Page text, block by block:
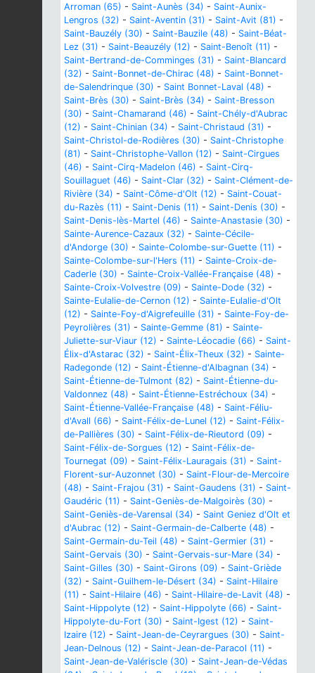
Arroman (65) - Saint-Aunès (34) - Saint-Aunix-
Lengros (32) - Saint-Aventin (31) - Saint-Avit (81) -
Saint-Bauzély (30) - Saint-Bauzile (48) - Saint-Béat-
Lez (31) - Saint-Beauzély (12) - Saint-Benoît (11) -
Saint-Bertrand-de-Comminges (31) - Saint-Blancard
(32) - Saint-Bonnet-de-Chirac (48) - Saint-Bonnet-
de-Salendrinque (30) - Saint Bonnet-Laval (48) -
Saint-Brès (30) - Saint-Brès (34) - Saint-Bresson
(30) - Saint-Chamarand (46) - Saint-Chély-d'Aubrac
(12) - Saint-Chinian (34) - Saint-Christaud (31) -
Saint-Christol-de-Rodières (30) - Saint-Christophe
(81) - Saint-Christophe-Vallon (12) - Saint-Cirgues
(46) - Saint-Cirq-Madelon (46) - Saint-Cirq-
Souillaguet (46) - Saint-Clar (32) - Saint-Clément-de-
Rivière (34) - Saint-Côme-d'Olt (12) - Saint-Couat-
du-Razès (11) - Saint-Denis (11) - Saint-Denis (30) -
Saint-Denis-lès-Martel (46) - Sainte-Anastasie (30) -
Sainte-Aurence-Cazaux (32) - Sainte-Cécile-
d'Andorge (30) - Sainte-Colombe-sur-Guette (11) -
Sainte-Colombe-sur-l'Hers (11) - Sainte-Croix-de-
Caderle (30) - Sainte-Croix-Vallée-Française (48) -
Sainte-Croix-Volvestre (09) - Sainte-Dode (32) -
Sainte-Eulalie-de-Cernon (12) - Sainte-Eulalie-d'Olt
(12) - Sainte-Foy-d'Aigrefeuille (31) - Sainte-Foy-de-
Peyrolières (31) - Sainte-Gemme (81) - Sainte-
Juliette-sur-Viaur (12) - Sainte-Léocadie (66) - Saint-
Élix-d'Astarac (32) - Saint-Élix-Theux (32) - Sainte-
Radegonde (12) - Saint-Étienne-d'Albagnan (34) -
Saint-Étienne-de-Tulmont (82) - Saint-Étienne-du-
Valdonnez (48) - Saint-Étienne-Estréchoux (34) -
Saint-Étienne-Vallée-Française (48) - Saint-Féliu-
d'Avall (66) - Saint-Félix-de-Lunel (12) - Saint-Félix-
de-Pallières (30) - Saint-Félix-de-Rieutord (09) -
Saint-Félix-de-Sorgues (12) - Saint-Félix-de-
Tournegat (09) - Saint-Félix-Lauragais (31) - Saint-
Florent-sur-Auzonnet (30) - Saint-Flour-de-Mercoire
(48) - Saint-Frajou (31) - Saint-Gaudens (31) - Saint-
Gaudéric (11) - Saint-Geniès-de-Malgoirès (30) -
Saint-Geniès-de-Varensal (34) - Saint Geniez d'Olt et
d'Aubrac (12) - Saint-Germain-de-Calberte (48) -
Saint-Germain-du-Teil (48) - Saint-Germier (31) -
Saint-Gervais (30) - Saint-Gervais-sur-Mare (34) -
Saint-Gilles (30) - Saint-Girons (09) - Saint-Griède
(32) - Saint-Guilhem-le-Désert (34) - Saint-Hilaire
(11) - Saint-Hilaire (46) - Saint-Hilaire-de-Lavit (48) -
Saint-Hippolyte (12) - Saint-Hippolyte (66) - Saint-
Hippolyte-du-Fort (30) - Saint-Igest (12) - Saint-
Izaire (12) - Saint-Jean-de-Ceyrargues (30) - Saint-
Jean-Delnous (12) - Saint-Jean-de-Paracol (11) -
Saint-Jean-de-Valériscle (30) - Saint-Jean-de-Védas